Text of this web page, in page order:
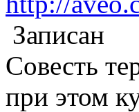
Записан
Совесть
при этом